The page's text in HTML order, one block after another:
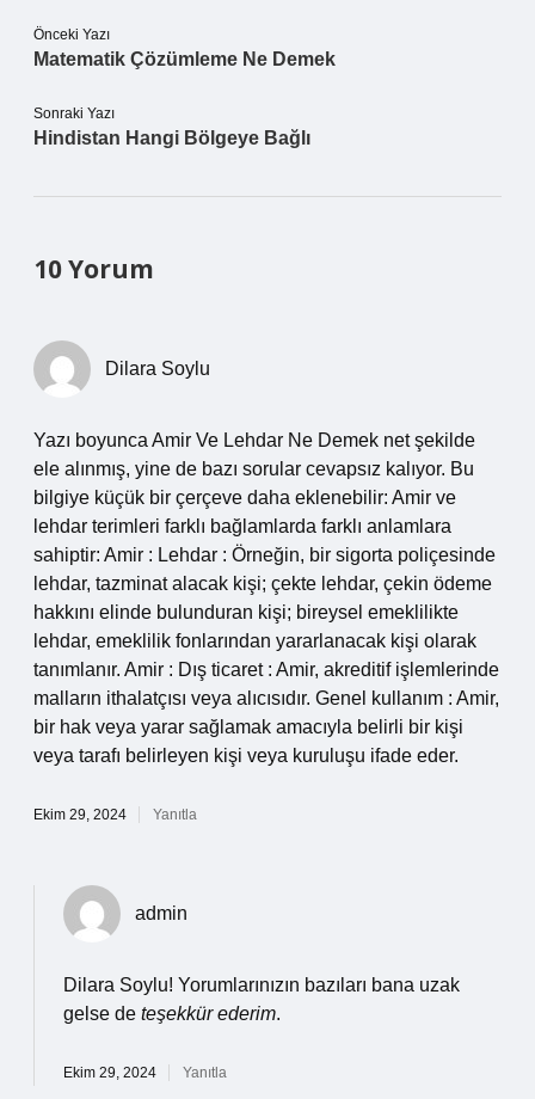
Önceki Yazı
Matematik Çözümleme Ne Demek
Sonraki Yazı
Hindistan Hangi Bölgeye Bağlı
10 Yorum
Dilara Soylu
Yazı boyunca Amir Ve Lehdar Ne Demek net şekilde
ele alınmış, yine de bazı sorular cevapsız kalıyor. Bu
bilgiye küçük bir çerçeve daha eklenebilir: Amir ve
lehdar terimleri farklı bağlamlarda farklı anlamlara
sahiptir: Amir : Lehdar : Örneğin, bir sigorta poliçesinde
lehdar, tazminat alacak kişi; çekte lehdar, çekin ödeme
hakkını elinde bulunduran kişi; bireysel emeklilikte
lehdar, emeklilik fonlarından yararlanacak kişi olarak
tanımlanır. Amir : Dış ticaret : Amir, akreditif işlemlerinde
malların ithalatçısı veya alıcısıdır. Genel kullanım : Amir,
bir hak veya yarar sağlamak amacıyla belirli bir kişi
veya tarafı belirleyen kişi veya kuruluşu ifade eder.
Ekim 29, 2024 Yanıtla
admin
Dilara Soylu! Yorumlarınızın bazıları bana uzak
gelse de teşekkür ederim.
Ekim 29, 2024 Yanıtla